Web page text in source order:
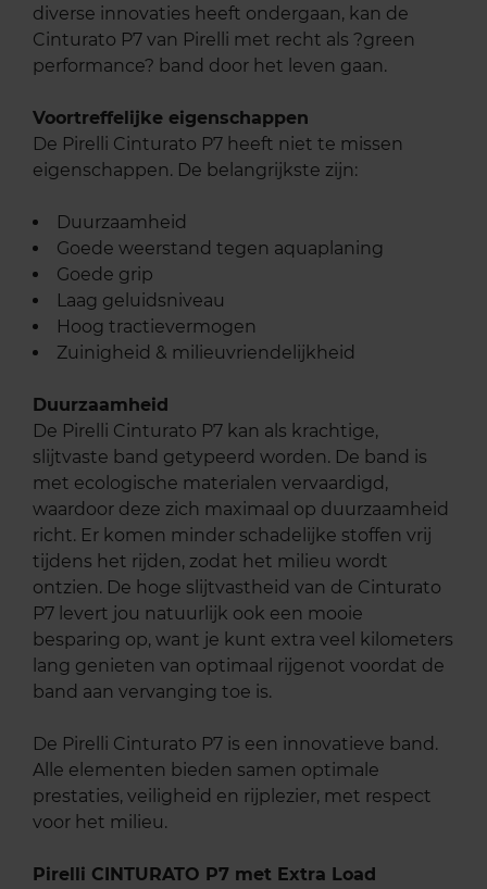
diverse innovaties heeft ondergaan, kan de
Cinturato P7 van Pirelli met recht als ?green
performance? band door het leven gaan.
Voortreffelijke eigenschappen
De Pirelli Cinturato P7 heeft niet te missen
eigenschappen. De belangrijkste zijn:
Duurzaamheid
Goede weerstand tegen aquaplaning
Goede grip
Laag geluidsniveau
Hoog tractievermogen
Zuinigheid & milieuvriendelijkheid
Duurzaamheid
De Pirelli Cinturato P7 kan als krachtige,
slijtvaste band getypeerd worden. De band is
met ecologische materialen vervaardigd,
waardoor deze zich maximaal op duurzaamheid
richt. Er komen minder schadelijke stoffen vrij
tijdens het rijden, zodat het milieu wordt
ontzien. De hoge slijtvastheid van de Cinturato
P7 levert jou natuurlijk ook een mooie
besparing op, want je kunt extra veel kilometers
lang genieten van optimaal rijgenot voordat de
band aan vervanging toe is.
De Pirelli Cinturato P7 is een innovatieve band.
Alle elementen bieden samen optimale
prestaties, veiligheid en rijplezier, met respect
voor het milieu.
Pirelli CINTURATO P7 met Extra Load